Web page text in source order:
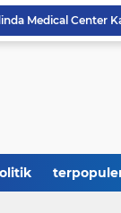
Medical Center
Soppeng Amankan